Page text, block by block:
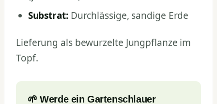
Substrat:Durchlässige, sandige Erde
Lieferung als bewurzelte Jungpflanze im
Topf.
🌱 Werde ein Gartenschlauer